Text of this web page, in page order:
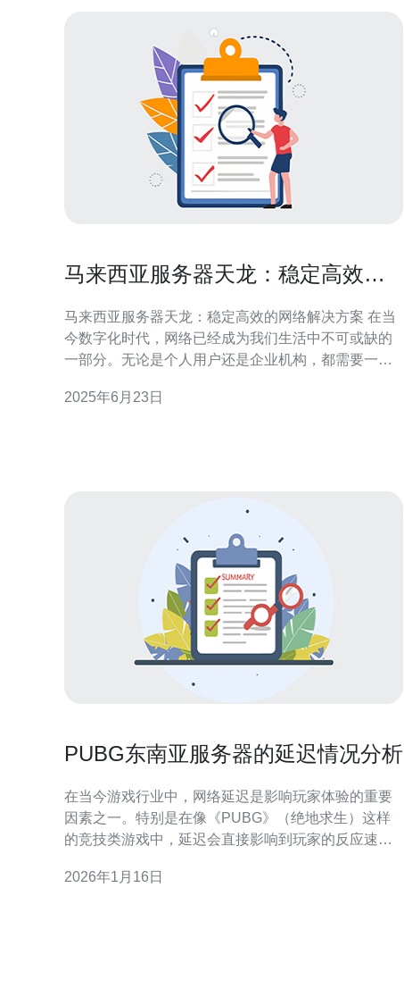
马来西亚服务器天龙：稳定高效的
马来西亚服务器天龙：稳定高效的网络解决方案 在当
今数字化时代，网络已经成为我们生活中不可或缺的
一部分。无论是个人用户还是企业机构，都需要一个
来西亚服务器天龙作为一家专业的网络解决方案提供
2025年6月23日
PUBG东南亚服务器的延迟情况分析
在当今游戏行业中，网络延迟是影响玩家体验的重要
因素之一。特别是在像《PUBG》（绝地求生）这样
的竞技类游戏中，延迟会直接影响到玩家的反应速度
迟情况进行分析，并探讨如何通过选择合适的服务
2026年1月16日